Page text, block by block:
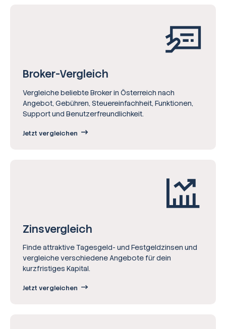
Broker-Vergleich
Vergleiche beliebte Broker in Österreich nach
Angebot, Gebühren, Steuereinfachheit, Funktionen,
Support und Benutzerfreundlichkeit.
Jetzt vergleichen
Zinsvergleich
Finde attraktive Tagesgeld- und Festgeldzinsen und
vergleiche verschiedene Angebote für dein
kurzfristiges Kapital.
Jetzt vergleichen